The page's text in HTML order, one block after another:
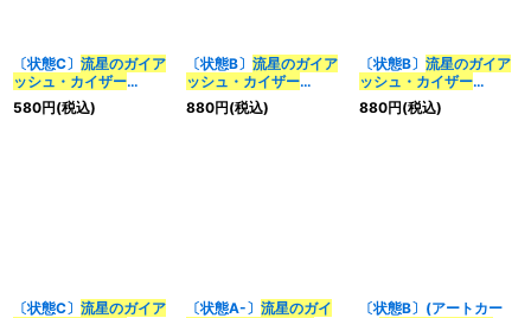
〔状態C〕 流星のガイア
ッシュ・カイザー
【SR】{EX1721/138}
《多》
580円(税込)
〔状態B〕 流星のガイア
ッシュ・カイザー
【SR】{EX1721/138}
《多》
880円(税込)
〔状態B〕 流星のガイア
ッシュ・カイザー
【SR】{23EX115/84}
《多》
880円(税込)
〔状態C〕 流星のガイア
〔状態A-〕 流星のガイ
〔状態B〕(アートカー